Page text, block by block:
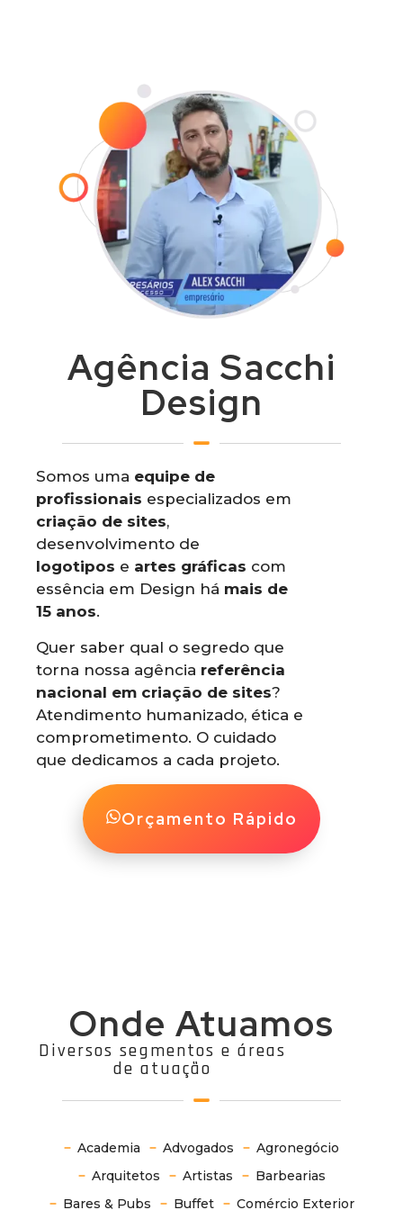
Agência Sacchi
Design
Somos uma equipe de
profissionais especializados em
criação de sites,
desenvolvimento de
logotipos e artes gráficas com
essência em Design há mais de
15 anos.
Quer saber qual o segredo que
torna nossa agência referência
nacional em criação de sites?
Atendimento humanizado, ética e
comprometimento. O cuidado
que dedicamos a cada projeto.
Orçamento Rápido
Onde Atuamos
Diversos segmentos e áreas
de atuação
Academia Advogados
Agronegócio
Arquitetos
Artistas
Barbearias
Bares & Pubs
Buffet Comércio Exterior